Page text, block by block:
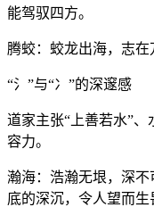
能驾驭四方。
腾蛟：蛟龙出海，志在
“氵”与“冫”的深邃感
道家主张“上善若水”
容力。
瀚海：浩瀚无垠，深
底的深沉，令人望而生